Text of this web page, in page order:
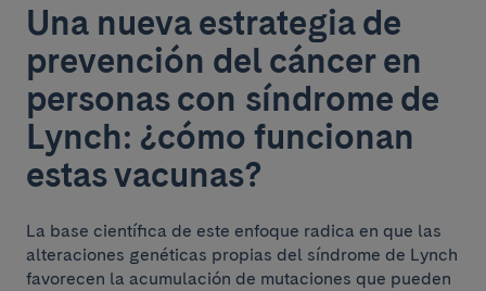
Una nueva estrategia de
prevención del cáncer en
personas con síndrome de
Lynch: ¿cómo funcionan
estas vacunas?
La base científica de este enfoque radica en que las
alteraciones genéticas propias del síndrome de Lynch
favorecen la acumulación de mutaciones que pueden